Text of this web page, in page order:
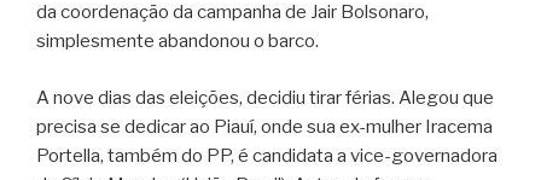
da coordenação da campanha de Jair Bolsonaro,
simplesmente abandonou o barco.
A nove dias das eleições, decidiu tirar férias. Alegou que
precisa se dedicar ao Piauí, onde sua ex-mulher Iracema
Portella, também do PP, é candidata a vice-governadora